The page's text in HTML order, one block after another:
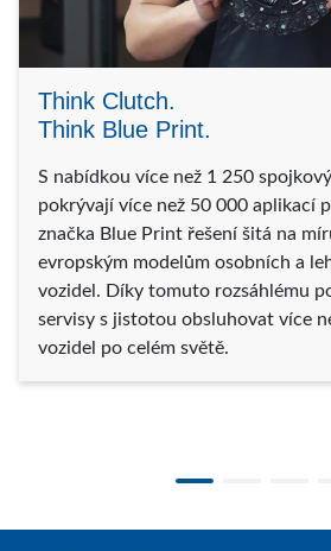
Think Clutch.
Think Blue Print.
S nabídkou více než 1 250
pokrývají více než 50 000 aplikací
značka Blue Print řešení šitá na
evropským modelům osobních a
vozidel. Díky tomuto rozsáhlému
servisy s jistotou obsluhovat více
vozidel po celém světě.